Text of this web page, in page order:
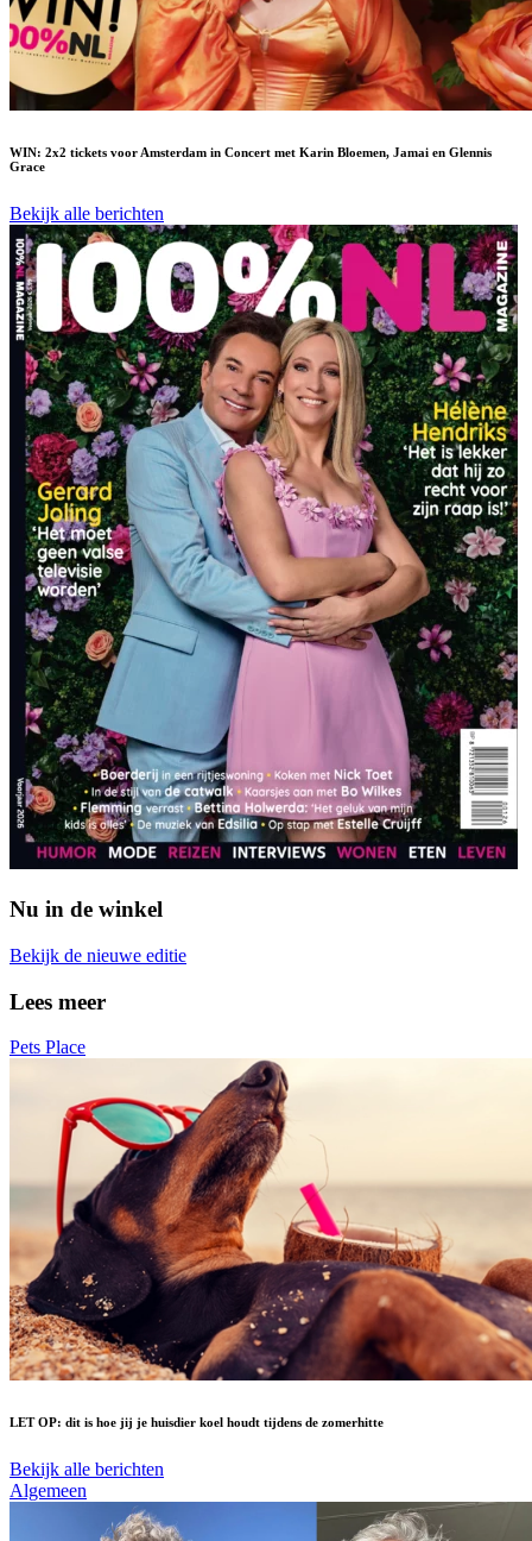
WIN: 2x2 tickets voor Amsterdam in Concert met Karin Bloemen, Jamai en Glennis
Grace
Bekijk alle berichten
Nu in de winkel
Bekijk de nieuwe editie
Lees meer
Pets Place
LET OP: dit is hoe jij je huisdier koel houdt tijdens de zomerhitte
Bekijk alle berichten
Algemeen